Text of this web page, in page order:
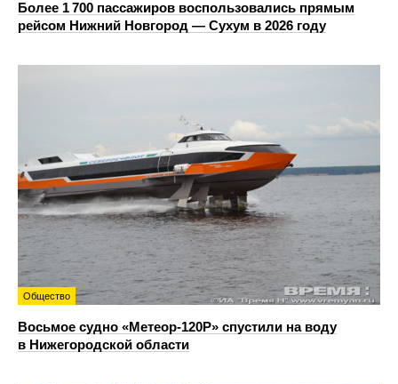
Более 1 700 пассажиров воспользовались прямым
рейсом Нижний Новгород — Сухум в 2026 году
Общество
Восьмое судно «Метеор-120Р» спустили на воду
в Нижегородской области